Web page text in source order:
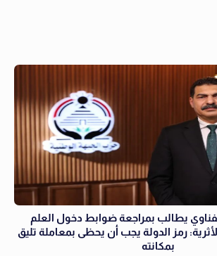
يطالب بمراجعة ضوابط دخول العلم
رمز الدولة يجب أن يحظى بمعاملة تليق
بمكانته